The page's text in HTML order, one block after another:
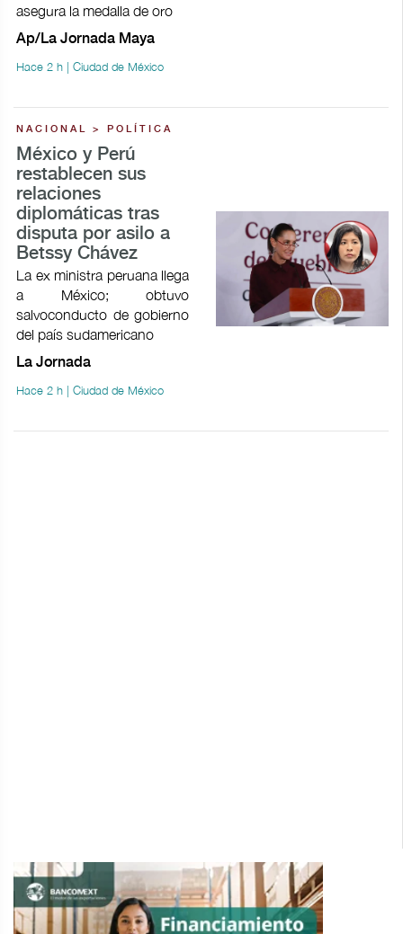
asegura la medalla de oro
Ap/La Jornada Maya
Hace 2 h | Ciudad de México
NACIONAL > POLÍTICA
México y Perú
restablecen sus
relaciones
diplomáticas tras
disputa por asilo a
Betssy Chávez
La ex ministra peruana llega
a México; obtuvo
salvoconducto de gobierno
del país sudamericano
La Jornada
Hace 2 h | Ciudad de México